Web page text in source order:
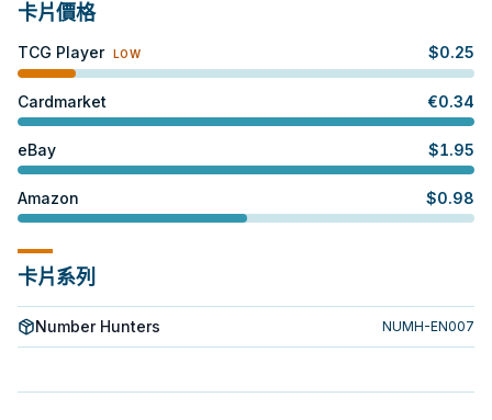
卡片價格
TCG Player LOW $0.25
Cardmarket €0.34
eBay $1.95
Amazon $0.98
卡片系列
Number Hunters NUMH-EN007